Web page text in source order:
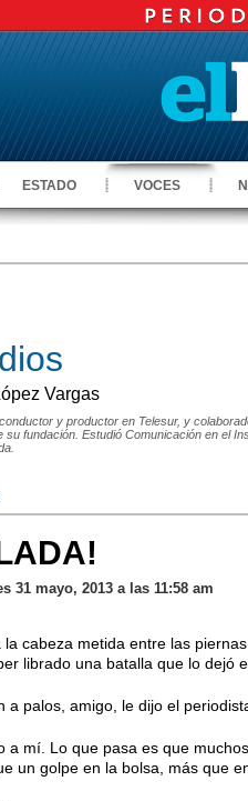
ESTADO VOCES
Vargas
y productor en Telesur, y
su fundación. Estudió Comunicación en el
31 mayo, 2013 a las 11:58 am
la cabeza metida entre las
librado una batalla que lo dejó
a palos, amigo, le dijo el
a mí. Lo que pasa es que
un golpe en la bolsa, más que